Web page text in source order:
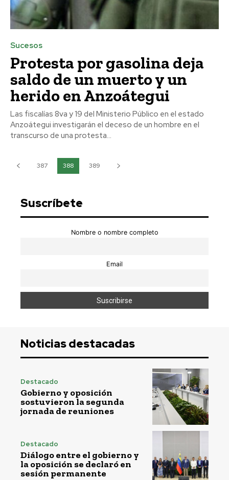
Sucesos
Protesta por gasolina deja
saldo de un muerto y un
herido en Anzoátegui
Las fiscalías 8va y 19 del Ministerio Público en el estado
Anzoátegui investigarán el deceso de un hombre en el
transcurso de una protesta...
387 388 389
Suscríbete
Nombre o nombre completo
Email
Noticias destacadas
Destacado
Gobierno y oposición
sostuvieron la segunda
jornada de reuniones
Destacado
Diálogo entre el gobierno y
la oposición se declaró en
sesión permanente